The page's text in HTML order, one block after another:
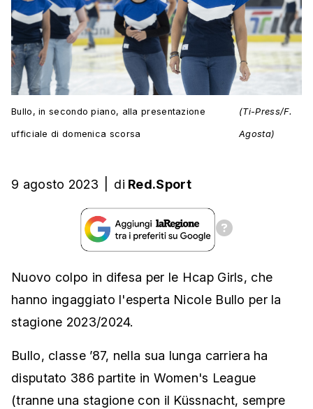
Bullo, in secondo piano, alla presentazione
ufficiale di domenica scorsa
(Ti-Press/F.
Agosta)
9 agosto 2023 di Red.Sport
Nuovo colpo in difesa per le Hcap Girls, che
hanno ingaggiato l'esperta Nicole Bullo per la
stagione 2023/2024.
Bullo, classe ’87, nella sua lunga carriera ha
disputato 386 partite in Women's League
(tranne una stagione con il Küssnacht, sempre